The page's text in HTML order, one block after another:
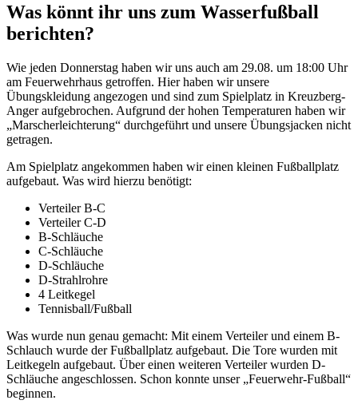
Was könnt ihr uns zum Wasserfußball
berichten?
Wie jeden Donnerstag haben wir uns auch am 29.08. um 18:00 Uhr
am Feuerwehrhaus getroffen. Hier haben wir unsere
Übungskleidung angezogen und sind zum Spielplatz in Kreuzberg-
Anger aufgebrochen. Aufgrund der hohen Temperaturen haben wir
„Marscherleichterung“ durchgeführt und unsere Übungsjacken nicht
getragen.
Am Spielplatz angekommen haben wir einen kleinen Fußballplatz
aufgebaut. Was wird hierzu benötigt:
Verteiler B-C
Verteiler C-D
B-Schläuche
C-Schläuche
D-Schläuche
D-Strahlrohre
4 Leitkegel
Tennisball/Fußball
Was wurde nun genau gemacht: Mit einem Verteiler und einem B-
Schlauch wurde der Fußballplatz aufgebaut. Die Tore wurden mit
Leitkegeln aufgebaut. Über einen weiteren Verteiler wurden D-
Schläuche angeschlossen. Schon konnte unser „Feuerwehr-Fußball“
beginnen.